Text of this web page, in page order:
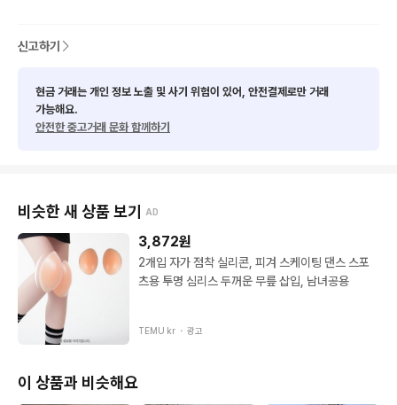
신고하기
현금 거래는 개인 정보 노출 및 사기 위험이 있어, 안전결제로만 거래
가능해요.
안전한 중고거래 문화 함께하기
비슷한 새 상품 보기 AD
3,872원
2개입 자가 점착 실리콘, 피겨 스케이팅 댄스 스포
츠용 투명 심리스 두꺼운 무릎 삽입, 남녀공용
TEMU kr ・ 광고
이 상품과 비슷해요